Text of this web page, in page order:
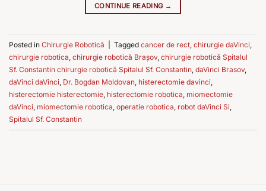
CONTINUE READING →
Posted in Chirurgie Robotică Tagged cancer de rect, chirurgie daVinci,
chirurgie robotica, chirurgie robotică Brașov, chirurgie robotică Spitalul
Sf. Constantin chirurgie robotică Spitalul Sf. Constantin, daVinci Brasov,
daVinci daVinci, Dr. Bogdan Moldovan, histerectomie davinci,
histerectomie histerectomie, histerectomie robotica, miomectomie
daVinci, miomectomie robotica, operatie robotica, robot daVinci Si,
Spitalul Sf. Constantin